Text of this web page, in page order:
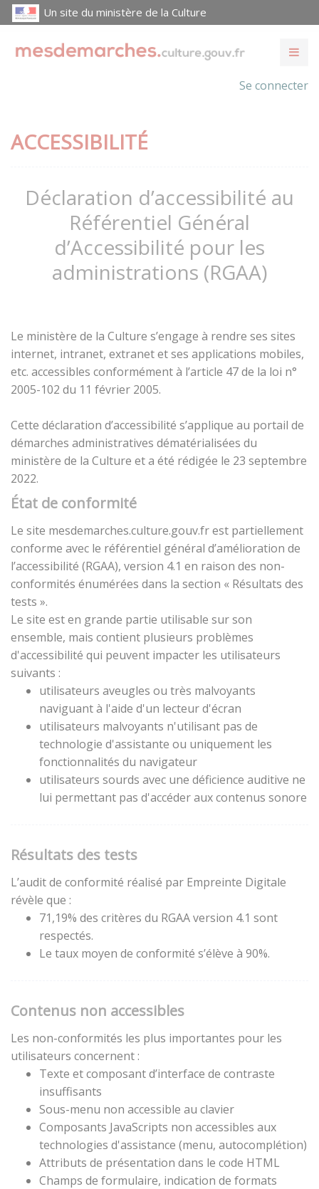
Un site du ministère de la Culture
Se connecter
ACCESSIBILITÉ
Déclaration d’accessibilité au
Référentiel Général
d’Accessibilité pour les
administrations (RGAA)
Le ministère de la Culture s’engage à rendre ses sites
internet, intranet, extranet et ses applications mobiles,
etc. accessibles conformément à l’article 47 de la loi n°
2005-102 du 11 février 2005.
Cette déclaration d’accessibilité s’applique au portail de
démarches administratives dématérialisées du
ministère de la Culture et a été rédigée le 23 septembre
2022.
État de conformité
Le site mesdemarches.culture.gouv.fr est partiellement
conforme avec le référentiel général d’amélioration de
l’accessibilité (RGAA), version 4.1 en raison des non-
conformités énumérées dans la section « Résultats des
tests ».
Le site est en grande partie utilisable sur son
ensemble, mais contient plusieurs problèmes
d'accessibilité qui peuvent impacter les utilisateurs
suivants :
utilisateurs aveugles ou très malvoyants
naviguant à l'aide d'un lecteur d'écran
utilisateurs malvoyants n'utilisant pas de
technologie d'assistante ou uniquement les
fonctionnalités du navigateur
utilisateurs sourds avec une déficience auditive ne
lui permettant pas d'accéder aux contenus sonore
Résultats des tests
L’audit de conformité réalisé par Empreinte Digitale
révèle que :
71,19% des critères du RGAA version 4.1 sont
respectés.
Le taux moyen de conformité s’élève à 90%.
Contenus non accessibles
Les non-conformités les plus importantes pour les
utilisateurs concernent :
Texte et composant d’interface de contraste
insuffisants
Sous-menu non accessible au clavier
Composants JavaScripts non accessibles aux
technologies d'assistance (menu, autocomplétion)
Attributs de présentation dans le code HTML
Champs de formulaire, indication de formats